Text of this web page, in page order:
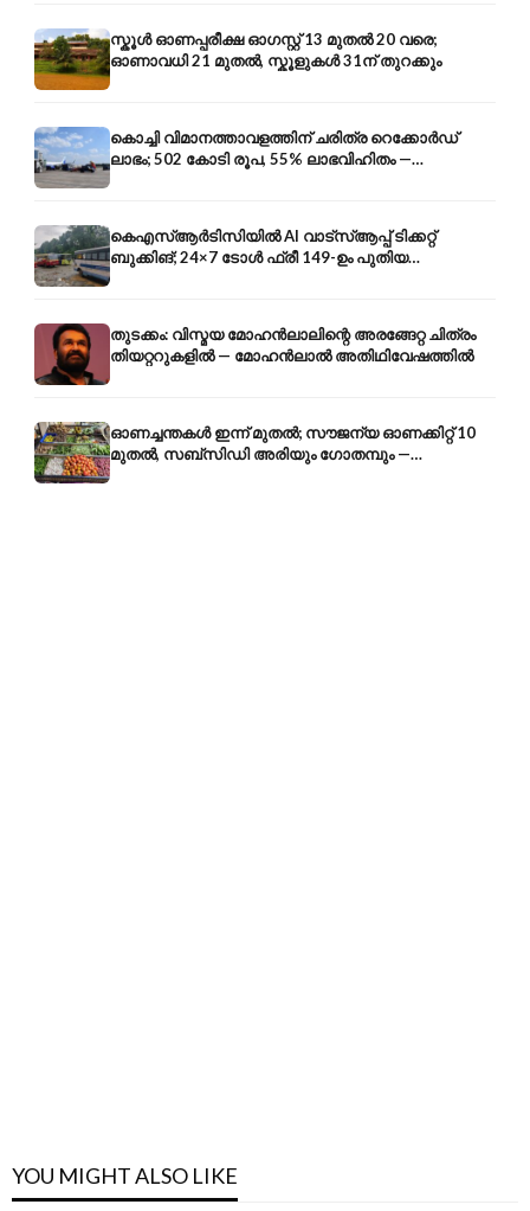
സ്കൂൾ ഓണപ്പരീക്ഷ ഓഗസ്റ്റ് 13 മുതൽ 20 വരെ;
ഓണാവധി 21 മുതൽ, സ്കൂളുകൾ 31ന് തുറക്കും
കൊച്ചി വിമാനത്താവളത്തിന് ചരിത്ര റെക്കോർഡ്
ലാഭം; 502 കോടി രൂപ, 55% ലാഭവിഹിതം —
കൺസൾട്ടൻസി രംഗത്തേക്കും
കെഎസ്ആർടിസിയിൽ AI വാട്സ്ആപ്പ് ടിക്കറ്റ്
ബുക്കിങ്; 24×7 ടോൾ ഫ്രീ 149-ഉം പുതിയ
കൊറിയറും
തുടക്കം: വിസ്മയ മോഹൻലാലിന്റെ അരങ്ങേറ്റ ചിത്രം
തിയറ്ററുകളിൽ — മോഹൻലാൽ അതിഥിവേഷത്തിൽ
ഓണച്ചന്തകൾ ഇന്ന് മുതൽ; സൗജന്യ ഓണക്കിറ്റ് 10
മുതൽ, സബ്സിഡി അരിയും ഗോതമ്പും —
വിലക്കയറ്റത്തിന് കടിഞ്ഞാൺ
YOU MIGHT ALSO LIKE